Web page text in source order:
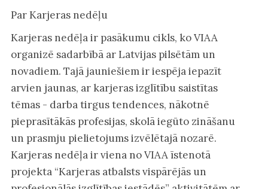
Par Karjeras nedēļu
Karjeras nedēļa ir pasākumu cikls, ko VIAA
organizē sadarbībā ar Latvijas pilsētām un
novadiem. Tajā jauniešiem ir iespēja iepazīt
arvien jaunas, ar karjeras izglītību saistītas
tēmas - darba tirgus tendences, nākotnē
pieprasītākās profesijas, skolā iegūto zināšanu
un prasmju pielietojums izvēlētajā nozarē.
Karjeras nedēļa ir viena no VIAA īstenotā
projekta “Karjeras atbalsts vispārējās un